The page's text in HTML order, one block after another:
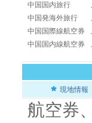
中国国内旅行
中国発海外旅行
中国国際線航空券
中国国内線航空券
現地情報
航空券